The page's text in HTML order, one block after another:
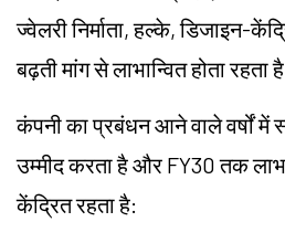
ज्वेलरी निर्माता, हल्के, डिजाइन-
बढ़ती मांग से लाभान्वित होता रहता
कंपनी का प्रबंधन आने वाले वर्षों में
उम्मीद करता है और FY30 तक
केंद्रित रहता है: